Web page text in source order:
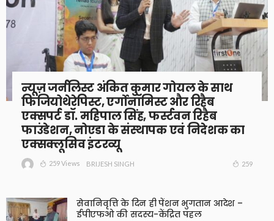
न्यूज़ जर्नलिस्ट अंकित कुमार गोयल के साथ
फिजियोथेरेपिस्ट, एर्गोनॉमिस्ट और रिहैब
एक्सपर्ट डॉ. महिपाल सिंह, फर्स्टवन रिहैब
फाउंडेशन, नोएडा के संस्थापक एवं निदेशक का
एक्सक्लूसिव इंटरव्यू
259 Views BRIJESH SINGH 259
सेवानिवृत्ति के दिन ही पेंशन भुगतान आदेश –
ईपीएफओ की सदस्य-केंद्रित पहल